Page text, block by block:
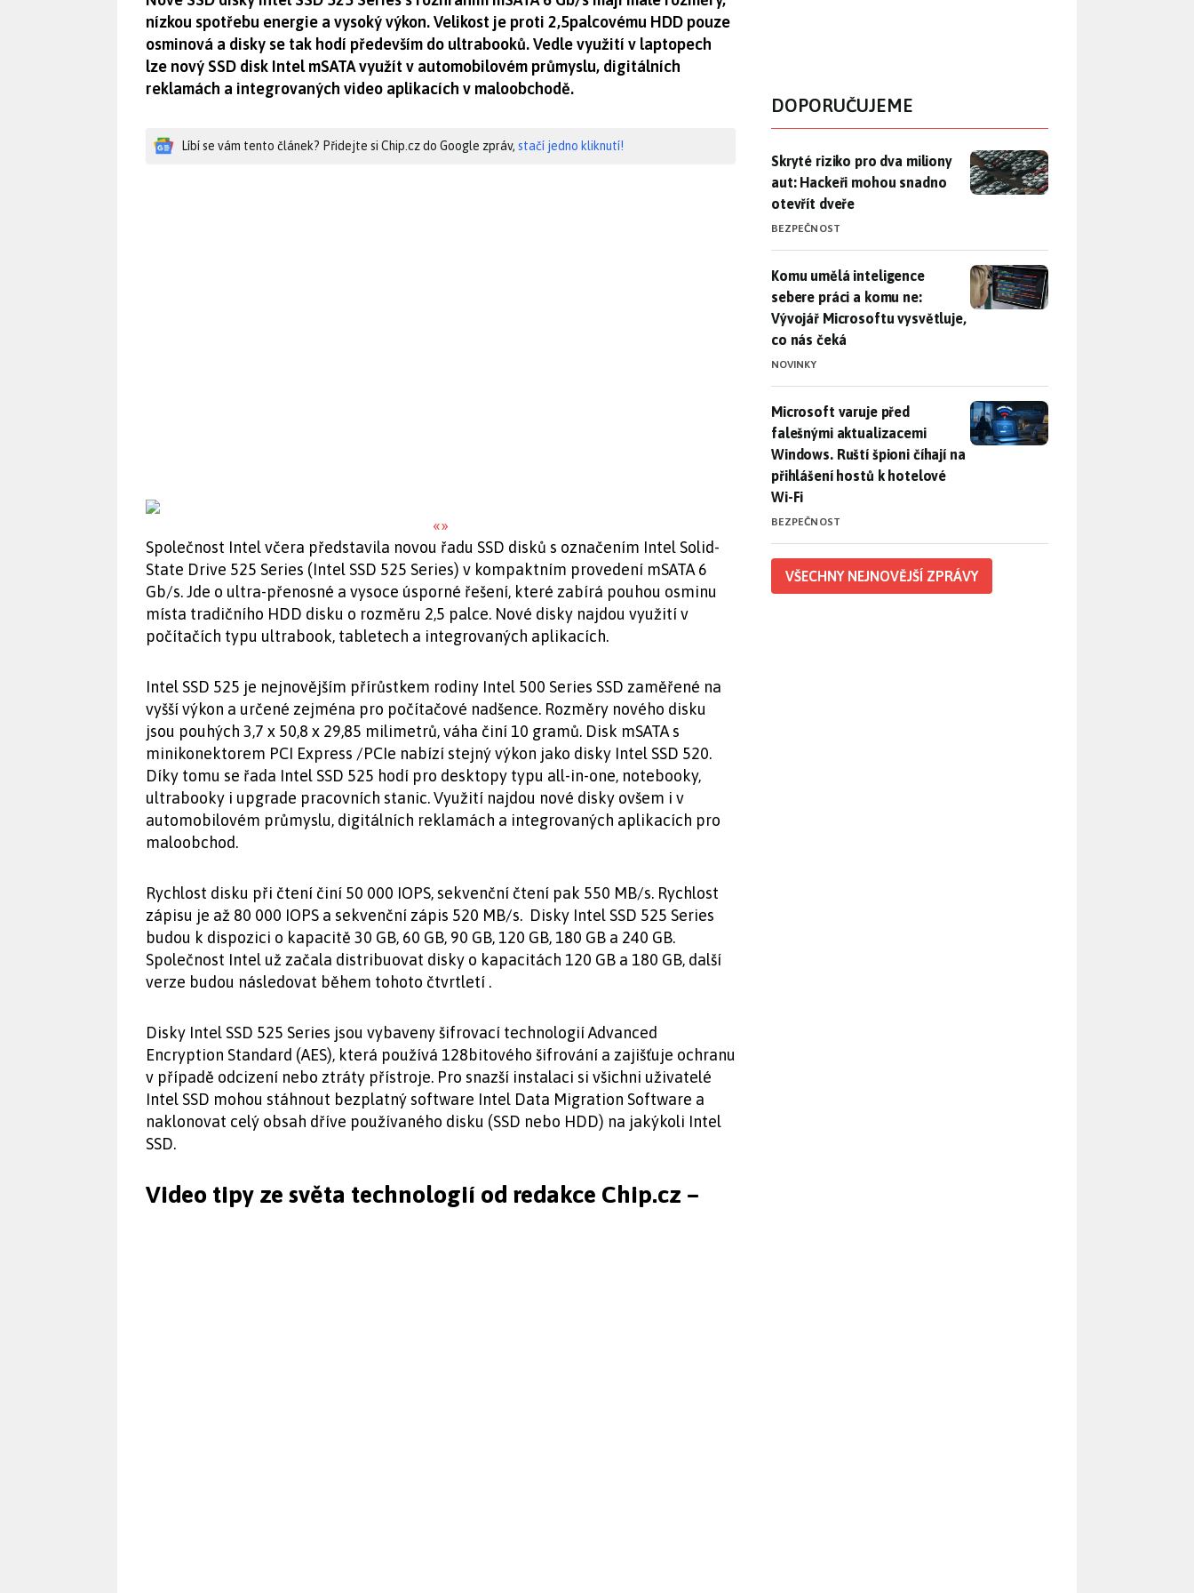
nízkou spotřebu energie a vysoký výkon. Velikost je proti 2,5palcovému HDD pouze
osminová a disky se tak hodí především do ultrabooků. Vedle využití v laptopech
lze nový SSD disk Intel mSATA využít v automobilovém průmyslu, digitálních
reklamách a integrovaných video aplikacích v maloobchodě.
Líbí se vám tento článek? Přidejte si Chip.cz do Google zpráv, stačí jedno kliknutí!
«»
Společnost Intel včera představila novou řadu SSD disků s označením Intel Solid-
State Drive 525 Series (Intel SSD 525 Series) v kompaktním provedení mSATA 6
Gb/s. Jde o ultra-přenosné a vysoce úsporné řešení, které zabírá pouhou osminu
místa tradičního HDD disku o rozměru 2,5 palce. Nové disky najdou využití v
počítačích typu ultrabook, tabletech a integrovaných aplikacích.
Intel SSD 525 je nejnovějším přírůstkem rodiny Intel 500 Series SSD zaměřené na
vyšší výkon a určené zejména pro počítačové nadšence. Rozměry nového disku
jsou pouhých 3,7 x 50,8 x 29,85 milimetrů, váha činí 10 gramů. Disk mSATA s
minikonektorem PCI Express /PCIe nabízí stejný výkon jako disky Intel SSD 520.
Díky tomu se řada Intel SSD 525 hodí pro desktopy typu all-in-one, notebooky,
ultrabooky i upgrade pracovních stanic. Využití najdou nové disky ovšem i v
automobilovém průmyslu, digitálních reklamách a integrovaných aplikacích pro
maloobchod.
Rychlost disku při čtení činí 50 000 IOPS, sekvenční čtení pak 550 MB/s. Rychlost
zápisu je až 80 000 IOPS a sekvenční zápis 520 MB/s. Disky Intel SSD 525 Series
budou k dispozici o kapacitě 30 GB, 60 GB, 90 GB, 120 GB, 180 GB a 240 GB.
Společnost Intel už začala distribuovat disky o kapacitách 120 GB a 180 GB, další
verze budou následovat během tohoto čtvrtletí .
Disky Intel SSD 525 Series jsou vybaveny šifrovací technologií Advanced
Encryption Standard (AES), která používá 128bitového šifrování a zajišťuje ochranu
v případě odcizení nebo ztráty přístroje. Pro snazší instalaci si všichni uživatelé
Intel SSD mohou stáhnout bezplatný software Intel Data Migration Software a
naklonovat celý obsah dříve používaného disku (SSD nebo HDD) na jakýkoli Intel
SSD.
Video tipy ze světa technologií od redakce Chip.cz –
DOPORUČUJEME
Skryté riziko pro dva miliony aut: Hackeři mohou snadno otevřít
Skryté riziko pro dva miliony
aut: Hackeři mohou snadno
otevřít dveře
BEZPEČNOST
Komu umělá inteligence sebere práci a komu ne: Vývojář
Komu umělá inteligence
sebere práci a komu ne:
Vývojář Microsoftu vysvětluje,
co nás čeká
NOVINKY
Microsoft varuje před falešnými aktualizacemi Windows. Ruští
Microsoft varuje před
falešnými aktualizacemi
Windows. Ruští špioni číhají na
přihlášení hostů k hotelové
Wi-Fi
BEZPEČNOST
VŠECHNY NEJNOVĚJŠÍ ZPRÁVY